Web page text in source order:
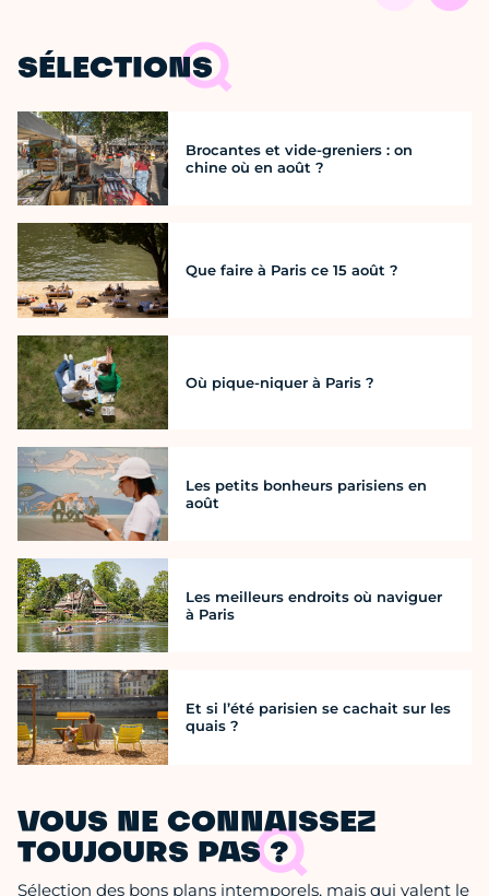
SÉLECTIONS
Brocantes et vide-greniers : on
chine où en août ?
Que faire à Paris ce 15 août ?
Où pique-niquer à Paris ?
Les petits bonheurs parisiens en
août
Les meilleurs endroits où naviguer
à Paris
Et si l’été parisien se cachait sur les
quais ?
VOUS NE CONNAISSEZ
TOUJOURS PAS ?
Sélection des bons plans intemporels, mais qui valent le